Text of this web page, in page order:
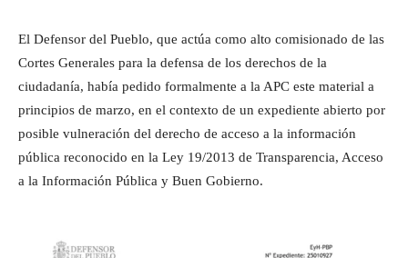
El Defensor del Pueblo, que actúa como alto comisionado de las
Cortes Generales para la defensa de los derechos de la
ciudadanía, había pedido formalmente a la APC este material a
principios de marzo, en el contexto de un expediente abierto por
posible vulneración del derecho de acceso a la información
pública reconocido en la Ley 19/2013 de Transparencia, Acceso
a la Información Pública y Buen Gobierno.